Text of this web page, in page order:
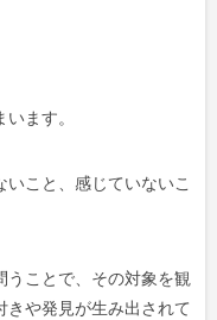
ます。
こと、感じていないこ
ことで、その対象を観
や発見が生み出されて